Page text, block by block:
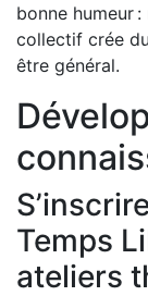
bonne humeur
collectif crée
être général.
Temps
ateliers